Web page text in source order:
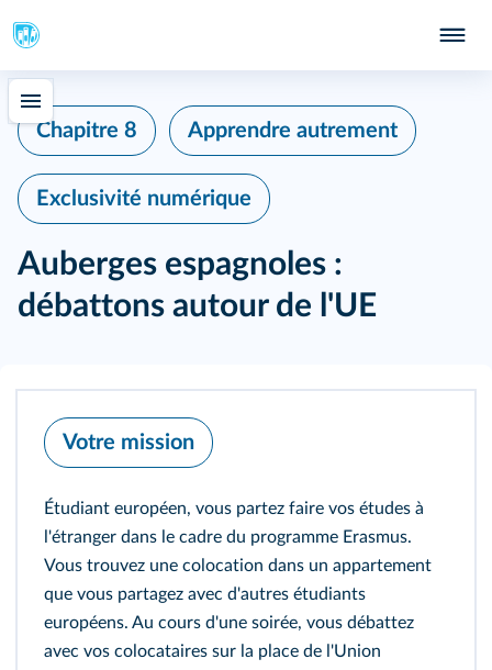
Chapitre 8 Apprendre autrement
Exclusivité numérique
Auberges espagnoles :
débattons autour de l'UE
Votre mission
Étudiant européen, vous partez faire vos études à
l'étranger dans le cadre du programme Erasmus.
Vous trouvez une colocation dans un appartement
que vous partagez avec d'autres étudiants
européens. Au cours d'une soirée, vous débattez
avec vos colocataires sur la place de l'Union